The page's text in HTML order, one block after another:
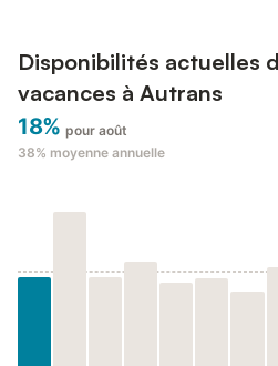
Disponibilités actuelles
vacances à Autrans
18% pour août
38% moyenne annuelle